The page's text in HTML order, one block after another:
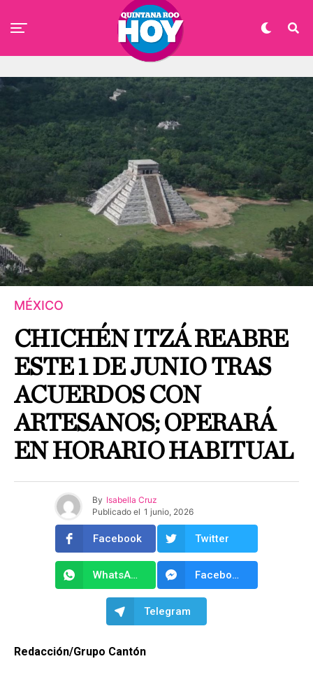
MÉXICO
CHICHÉN ITZÁ REABRE
ESTE 1 DE JUNIO TRAS
ACUERDOS CON
ARTESANOS; OPERARÁ
EN HORARIO HABITUAL
By Isabella Cruz
Publicado el 1 junio, 2026
Facebook Twitter
WhatsApp Facebook Messenger
Telegram
Redacción/Grupo Cantón